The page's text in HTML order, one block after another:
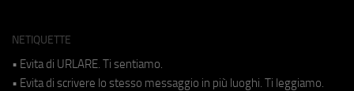
NETIQUETTE
• Evita di URLARE. Ti sentiamo.
• Evita di scrivere lo stesso messaggio in più luoghi. Ti leggiamo.